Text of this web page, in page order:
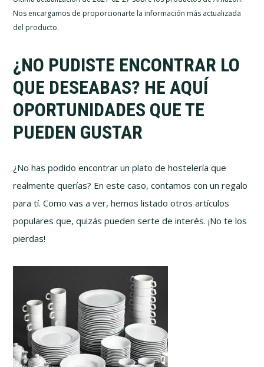
Nos encargamos de proporcionarte la información más actualizada
del producto.
¿NO PUDISTE ENCONTRAR LO
QUE DESEABAS? HE AQUÍ
OPORTUNIDADES QUE TE
PUEDEN GUSTAR
¿No has podido encontrar un plato de hostelería que
realmente querías? En este caso, contamos con un regalo
para tí. Como vas a ver, hemos listado otros artículos
populares que, quizás pueden serte de interés. ¡No te los
pierdas!